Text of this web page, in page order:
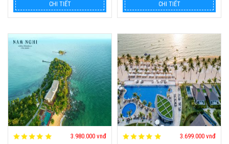
CHI TIẾT CHI TIẾT
3.980.000 vnđ 3.699.000 vnđ